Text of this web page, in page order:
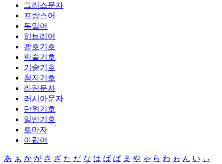
그리스문자
프랑스어
독일어
히브리어
괄호기호
학술기호
기술기호
첨자기호
라틴문자
러시아문자
단위기호
일반기호
로마자
아랍어
あ ぁ か が さ ざ た だ な は ば ぱ ま や ゃ ら わ ゎ ん い ぃ